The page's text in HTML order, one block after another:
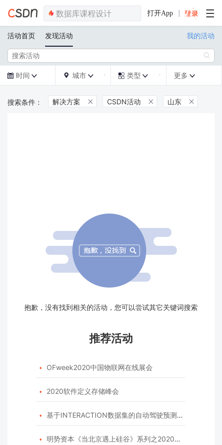
打开App
活动首页 发现活动 我的活动

 时间   城市   类型  更多 
解决方案  CSDN活动  山东 
抱歉，没有找到相关的活动，您可以尝试其它关键词搜索
推荐活动
 OFweek2020中国物联网在线展会
 2020软件定义存储峰会
 基于INTERACTION数据集的自动驾驶预测模型挑战赛
 明势资本《当北京遇上硅谷》系列之2020年度开源峰会